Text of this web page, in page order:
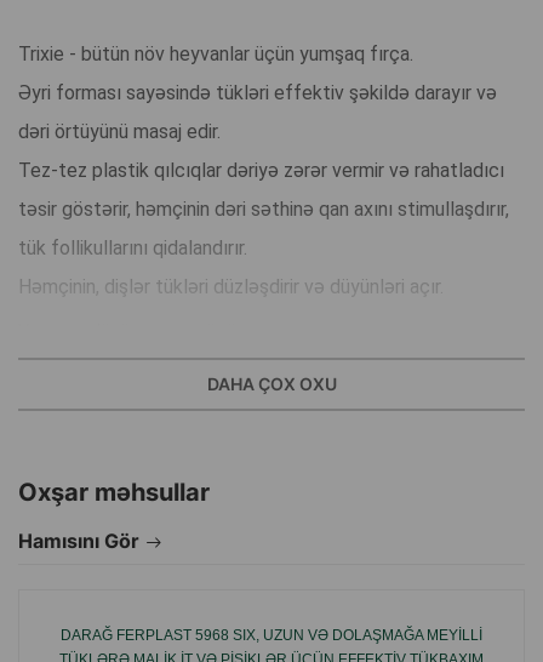
Trixie - bütün növ heyvanlar üçün yumşaq fırça.
Əyri forması sayəsində tükləri effektiv şəkildə darayır və
dəri örtüyünü masaj edir.
Tez-tez plastik qılcıqlar dəriyə zərər vermir və rahatladıcı
təsir göstərir, həmçinin dəri səthinə qan axını stimullaşdırır,
tük follikullarını qidalandırır.
Həmçinin, dişlər tükləri düzləşdirir və düyünləri açır.
Plastik.
Rahat erqonomik forma.
DAHA ÇOX OXU
Oxşar məhsullar
Hamısını Gör
DARAĞ FERPLAST 5968 SIX, UZUN VƏ DOLAŞMAĞA MEYILLI